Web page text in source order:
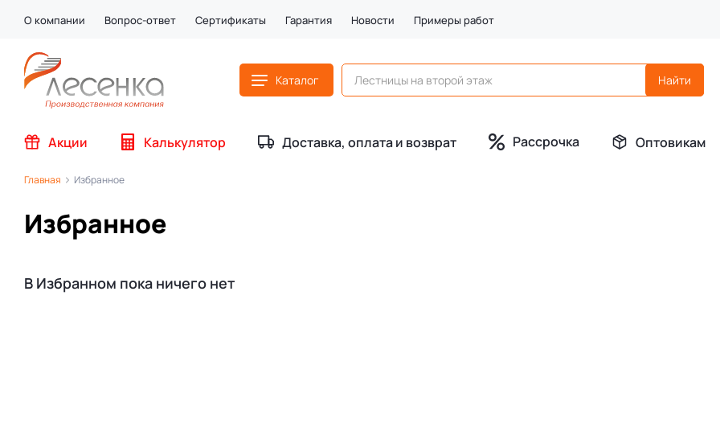
О компании Вопрос-ответ Сертификаты Гарантия Новости Примеры работ
Каталог
Акции Калькулятор Доставка, оплата и возврат Рассрочка Оптовикам
Главная Избранное
Избранное
В Избранном пока ничего нет